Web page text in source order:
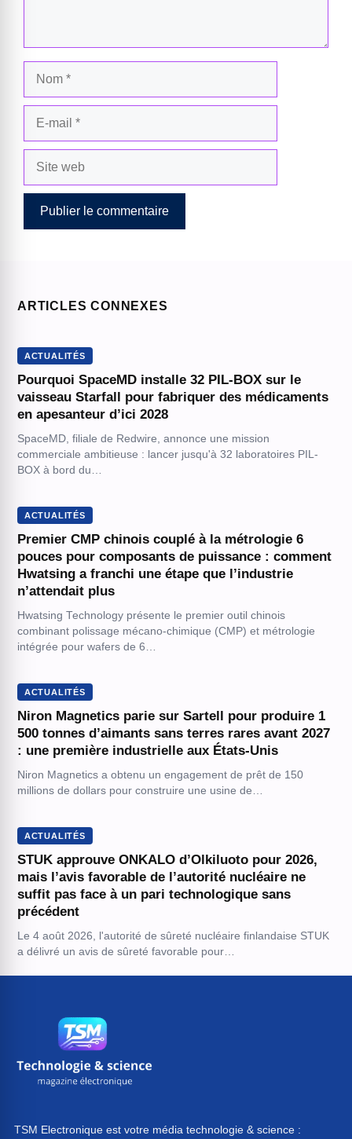
ARTICLES CONNEXES
ACTUALITÉS
Pourquoi SpaceMD installe 32 PIL-BOX sur le
vaisseau Starfall pour fabriquer des médicaments
en apesanteur d’ici 2028
SpaceMD, filiale de Redwire, annonce une mission
commerciale ambitieuse : lancer jusqu'à 32 laboratoires PIL-
BOX à bord du…
ACTUALITÉS
Premier CMP chinois couplé à la métrologie 6
pouces pour composants de puissance : comment
Hwatsing a franchi une étape que l’industrie
n’attendait plus
Hwatsing Technology présente le premier outil chinois
combinant polissage mécano-chimique (CMP) et métrologie
intégrée pour wafers de 6…
ACTUALITÉS
Niron Magnetics parie sur Sartell pour produire 1
500 tonnes d’aimants sans terres rares avant 2027
: une première industrielle aux États-Unis
Niron Magnetics a obtenu un engagement de prêt de 150
millions de dollars pour construire une usine de…
ACTUALITÉS
STUK approuve ONKALO d’Olkiluoto pour 2026,
mais l’avis favorable de l’autorité nucléaire ne
suffit pas face à un pari technologique sans
précédent
Le 4 août 2026, l'autorité de sûreté nucléaire finlandaise STUK
a délivré un avis de sûreté favorable pour…
TSM Electronique est votre média technologie & science :